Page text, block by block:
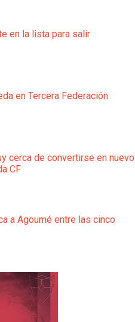
en la lista para salir
en Tercera Federación
cerca de convertirse en nuevo
CF
a Agoumé entre las cinco